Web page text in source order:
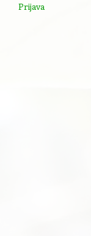
Prijava